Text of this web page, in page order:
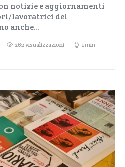
notizie e aggiornamenti
lavoratrici del
anche…
262 visualizzazioni 1 min